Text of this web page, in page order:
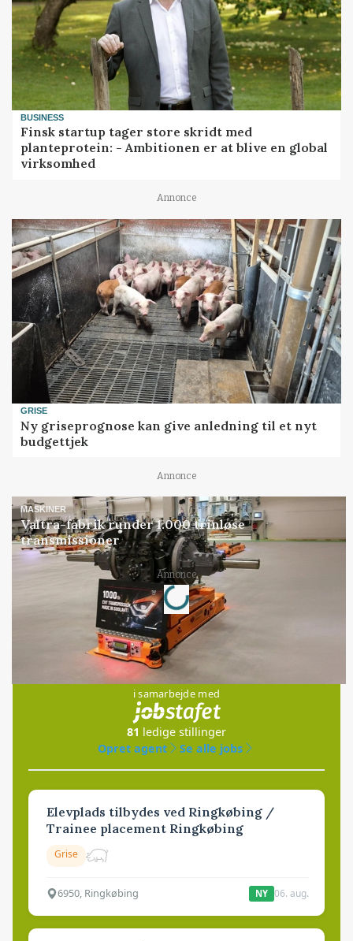
BUSINESS
Finsk startup tager store skridt med
planteprotein: - Ambitionen er at blive en global
virksomhed
Annonce
GRISE
Ny griseprognose kan give anledning til et nyt
budgettjek
Annonce
MASKINER
Valtra-fabrik runder 1.000 trinløse
transmissioner
Annonce
Loading...
Jobs
i samarbejde med
81 ledige stillinger
Opret agent
Se alle jobs
Elevplads tilbydes ved Ringkøbing /
Trainee placement Ringkøbing
Grise
6950, Ringkøbing NY 06. aug.